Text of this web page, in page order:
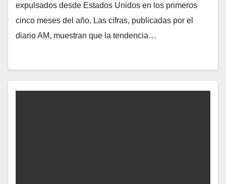
expulsados desde Estados Unidos en los primeros
cinco meses del año. Las cifras, publicadas por el
diario AM, muestran que la tendencia…